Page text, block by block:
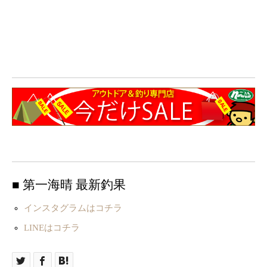
■ 第一海晴 最新釣果
インスタグラムはコチラ
LINEはコチラ